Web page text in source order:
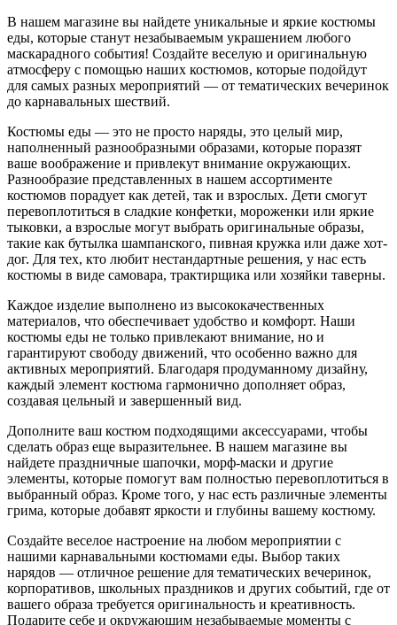
В нашем магазине вы найдете уникальные и яркие костюмы
еды, которые станут незабываемым украшением любого
маскарадного события! Создайте веселую и оригинальную
атмосферу с помощью наших костюмов, которые подойдут
для самых разных мероприятий — от тематических вечеринок
до карнавальных шествий.
Костюмы еды — это не просто наряды, это целый мир,
наполненный разнообразными образами, которые поразят
ваше воображение и привлекут внимание окружающих.
Разнообразие представленных в нашем ассортименте
костюмов порадует как детей, так и взрослых. Дети смогут
перевоплотиться в сладкие конфетки, мороженки или яркие
тыковки, а взрослые могут выбрать оригинальные образы,
такие как бутылка шампанского, пивная кружка или даже хот-
дог. Для тех, кто любит нестандартные решения, у нас есть
костюмы в виде самовара, трактирщика или хозяйки таверны.
Каждое изделие выполнено из высококачественных
материалов, что обеспечивает удобство и комфорт. Наши
костюмы еды не только привлекают внимание, но и
гарантируют свободу движений, что особенно важно для
активных мероприятий. Благодаря продуманному дизайну,
каждый элемент костюма гармонично дополняет образ,
создавая цельный и завершенный вид.
Дополните ваш костюм подходящими аксессуарами, чтобы
сделать образ еще выразительнее. В нашем магазине вы
найдете праздничные шапочки, морф-маски и другие
элементы, которые помогут вам полностью перевоплотиться в
выбранный образ. Кроме того, у нас есть различные элементы
грима, которые добавят яркости и глубины вашему костюму.
Создайте веселое настроение на любом мероприятии с
нашими карнавальными костюмами еды. Выбор таких
нарядов — отличное решение для тематических вечеринок,
корпоративов, школьных праздников и других событий, где от
вашего образа требуется оригинальность и креативность.
Подарите себе и окружающим незабываемые моменты с